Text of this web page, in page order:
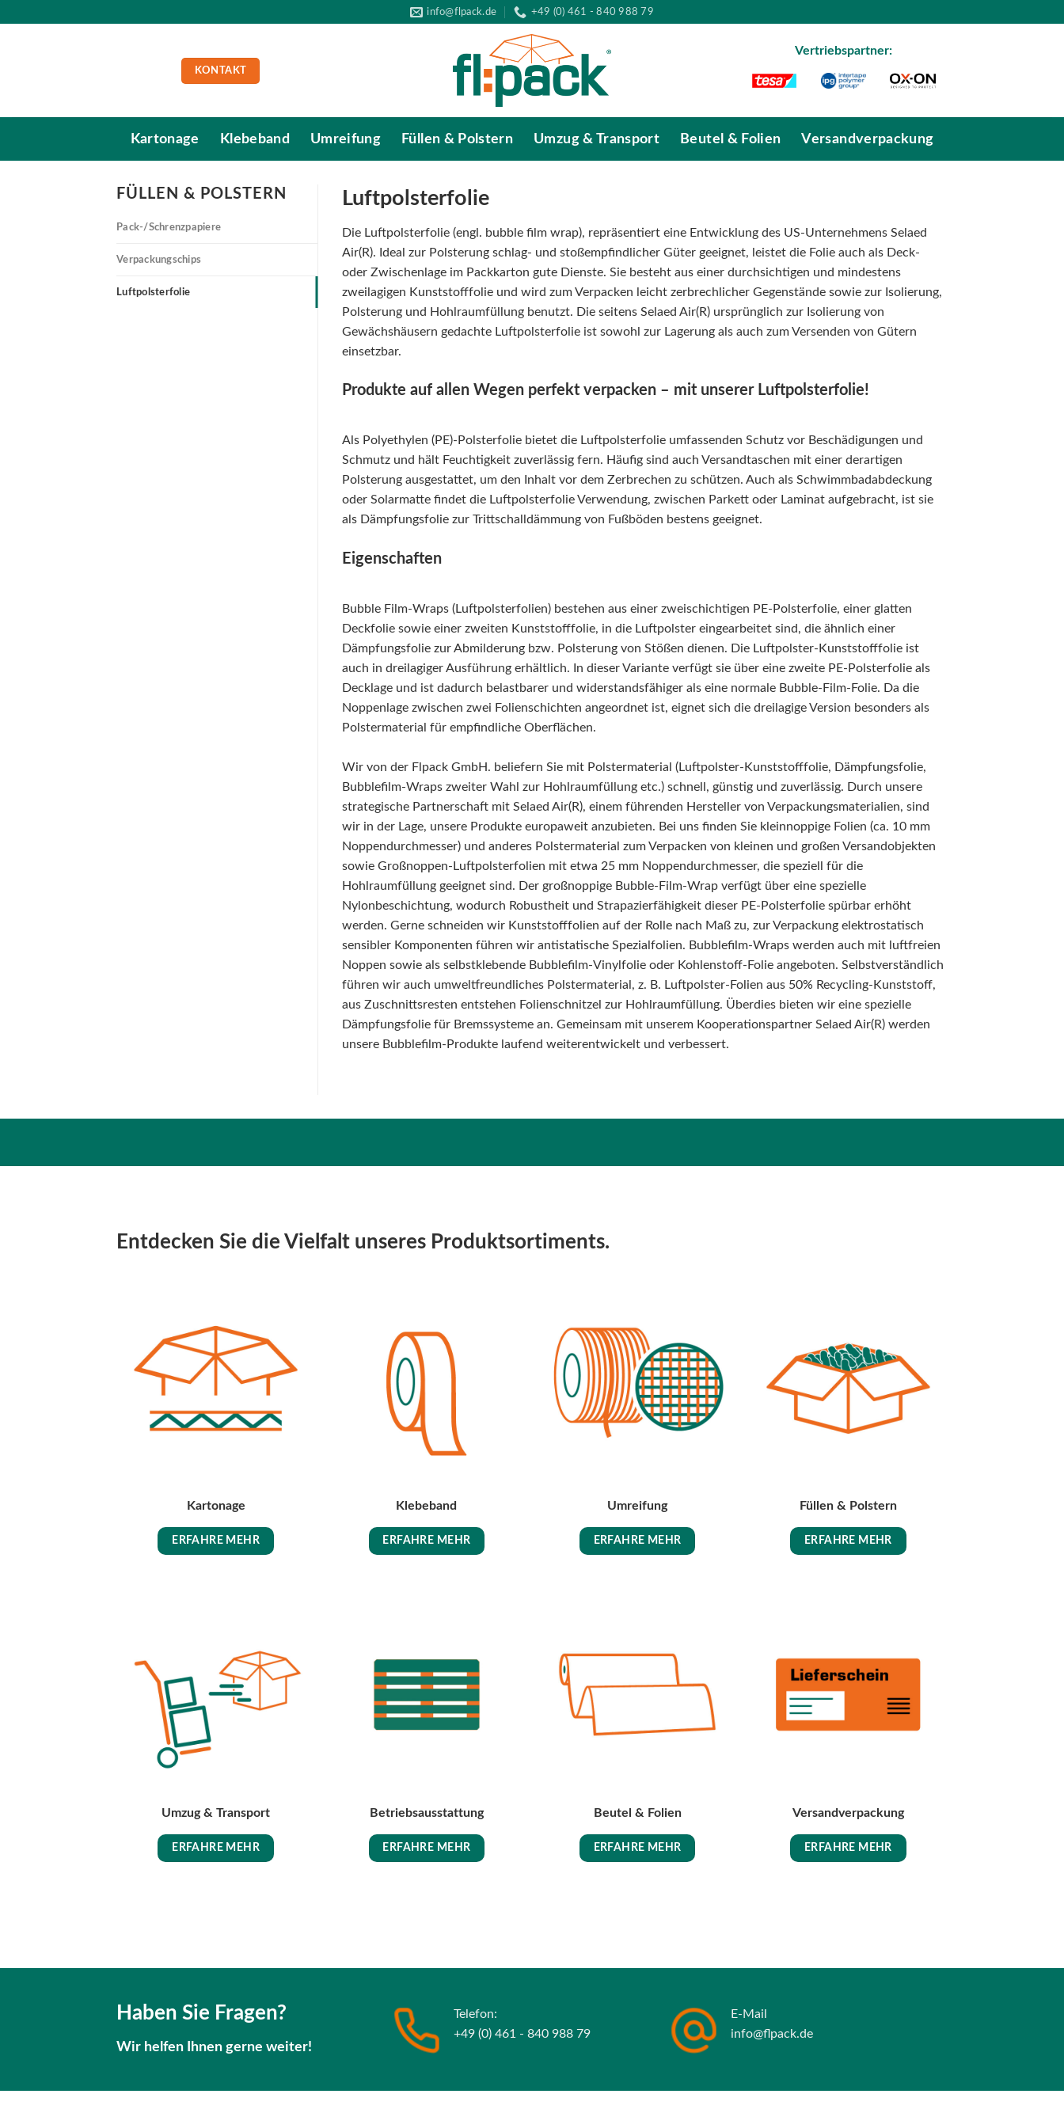
info@flpack.de +49 (0) 461 - 840 988 79
KONTAKT
Vertriebspartner:
Kartonage Klebeband Umreifung Füllen & Polstern Umzug & Transport Beutel & Folien Versandverpackung
FÜLLEN & POLSTERN
Pack-/Schrenzpapiere
Verpackungschips
Luftpolsterfolie
Luftpolsterfolie
Die Luftpolsterfolie (engl. bubble film wrap), repräsentiert eine Entwicklung des US-Unternehmens Selaed
Air(R). Ideal zur Polsterung schlag- und stoßempfindlicher Güter geeignet, leistet die Folie auch als Deck-
oder Zwischenlage im Packkarton gute Dienste. Sie besteht aus einer durchsichtigen und mindestens
zweilagigen Kunststofffolie und wird zum Verpacken leicht zerbrechlicher Gegenstände sowie zur Isolierung,
Polsterung und Hohlraumfüllung benutzt. Die seitens Selaed Air(R) ursprünglich zur Isolierung von
Gewächshäusern gedachte Luftpolsterfolie ist sowohl zur Lagerung als auch zum Versenden von Gütern
einsetzbar.
Produkte auf allen Wegen perfekt verpacken – mit unserer Luftpolsterfolie!
Als Polyethylen (PE)-Polsterfolie bietet die Luftpolsterfolie umfassenden Schutz vor Beschädigungen und
Schmutz und hält Feuchtigkeit zuverlässig fern. Häufig sind auch Versandtaschen mit einer derartigen
Polsterung ausgestattet, um den Inhalt vor dem Zerbrechen zu schützen. Auch als Schwimmbadabdeckung
oder Solarmatte findet die Luftpolsterfolie Verwendung, zwischen Parkett oder Laminat aufgebracht, ist sie
als Dämpfungsfolie zur Trittschalldämmung von Fußböden bestens geeignet.
Eigenschaften
Bubble Film-Wraps (Luftpolsterfolien) bestehen aus einer zweischichtigen PE-Polsterfolie, einer glatten
Deckfolie sowie einer zweiten Kunststofffolie, in die Luftpolster eingearbeitet sind, die ähnlich einer
Dämpfungsfolie zur Abmilderung bzw. Polsterung von Stößen dienen. Die Luftpolster-Kunststofffolie ist
auch in dreilagiger Ausführung erhältlich. In dieser Variante verfügt sie über eine zweite PE-Polsterfolie als
Decklage und ist dadurch belastbarer und widerstandsfähiger als eine normale Bubble-Film-Folie. Da die
Noppenlage zwischen zwei Folienschichten angeordnet ist, eignet sich die dreilagige Version besonders als
Polstermaterial für empfindliche Oberflächen.
Wir von der Flpack GmbH. beliefern Sie mit Polstermaterial (Luftpolster-Kunststofffolie, Dämpfungsfolie,
Bubblefilm-Wraps zweiter Wahl zur Hohlraumfüllung etc.) schnell, günstig und zuverlässig. Durch unsere
strategische Partnerschaft mit Selaed Air(R), einem führenden Hersteller von Verpackungsmaterialien, sind
wir in der Lage, unsere Produkte europaweit anzubieten. Bei uns finden Sie kleinnoppige Folien (ca. 10 mm
Noppendurchmesser) und anderes Polstermaterial zum Verpacken von kleinen und großen Versandobjekten
sowie Großnoppen-Luftpolsterfolien mit etwa 25 mm Noppendurchmesser, die speziell für die
Hohlraumfüllung geeignet sind. Der großnoppige Bubble-Film-Wrap verfügt über eine spezielle
Nylonbeschichtung, wodurch Robustheit und Strapazierfähigkeit dieser PE-Polsterfolie spürbar erhöht
werden. Gerne schneiden wir Kunststofffolien auf der Rolle nach Maß zu, zur Verpackung elektrostatisch
sensibler Komponenten führen wir antistatische Spezialfolien. Bubblefilm-Wraps werden auch mit luftfreien
Noppen sowie als selbstklebende Bubblefilm-Vinylfolie oder Kohlenstoff-Folie angeboten. Selbstverständlich
führen wir auch umweltfreundliches Polstermaterial, z. B. Luftpolster-Folien aus 50% Recycling-Kunststoff,
aus Zuschnittsresten entstehen Folienschnitzel zur Hohlraumfüllung. Überdies bieten wir eine spezielle
Dämpfungsfolie für Bremssysteme an. Gemeinsam mit unserem Kooperationspartner Selaed Air(R) werden
unsere Bubblefilm-Produkte laufend weiterentwickelt und verbessert.
Entdecken Sie die Vielfalt unseres Produktsortiments.
Kartonage
ERFAHRE MEHR
Klebeband
ERFAHRE MEHR
Umreifung
ERFAHRE MEHR
Füllen & Polstern
ERFAHRE MEHR
Umzug & Transport
ERFAHRE MEHR
Betriebsausstattung
ERFAHRE MEHR
Beutel & Folien
ERFAHRE MEHR
Versandverpackung
ERFAHRE MEHR
Haben Sie Fragen?
Wir helfen Ihnen gerne weiter!
Telefon:
+49 (0) 461 - 840 988 79
E-Mail
info@flpack.de